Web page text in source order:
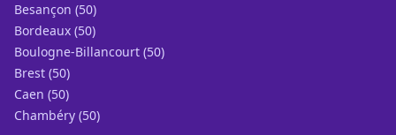
Besançon (50)
Bordeaux (50)
Boulogne-Billancourt (50)
Brest (50)
Caen (50)
Chambéry (50)